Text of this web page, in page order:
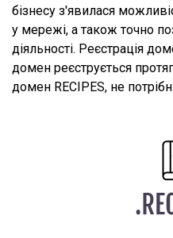
бізнесу з'явилася
у мережі, а також точно
діяльності. Реєстрація
домен реєструється
домен RECIPES, не